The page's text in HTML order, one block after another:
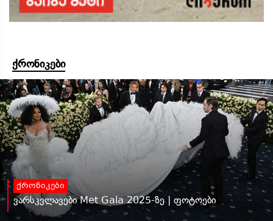
ქრონიკები
ქრონიკები
ვარსკვლავები Met Gala 2025-ზე | ფოტოები